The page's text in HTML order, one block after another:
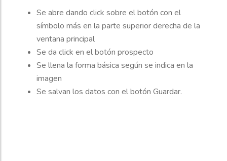
Se abre dando click sobre el botón con el
símbolo más en la parte superior derecha de la
ventana principal
Se da click en el botón prospecto
Se llena la forma básica según se indica en la
imagen
Se salvan los datos con el botón Guardar.